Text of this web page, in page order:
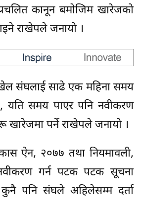
कानून बमोजिम खारेजको
राखेपले जनायो ।
संघलाई साढे एक महिना समय
यति समय पाएर पनि नवीकरण
खारेजमा पर्ने राखेपले जनायो ।
ऐन, २०७७ तथा नियमावली,
गर्न पटक पटक सूचना
कुनै पनि संघले अहिलेसम्म दर्ता